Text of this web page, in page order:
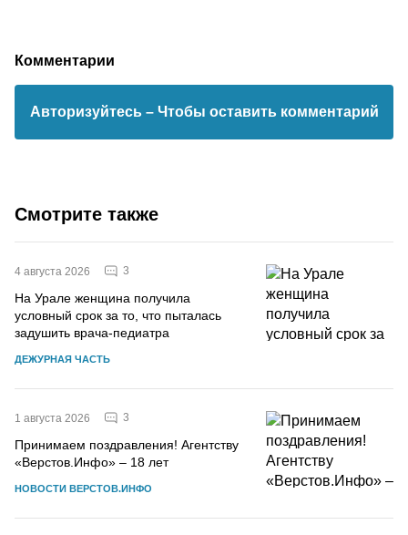
Комментарии
Авторизуйтесь – Чтобы оставить комментарий
Смотрите также
4 августа 2026 3
На Урале женщина получила
условный срок за то, что пыталась
задушить врача-педиатра
ДЕЖУРНАЯ ЧАСТЬ
1 августа 2026 3
Принимаем поздравления! Агентству
«Верстов.Инфо» – 18 лет
НОВОСТИ ВЕРСТОВ.ИНФО